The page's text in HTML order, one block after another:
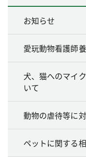
お知らせ
愛玩動物看護師
犬、猫へのマイ
いて
動物の虐待等に
ペットに関する